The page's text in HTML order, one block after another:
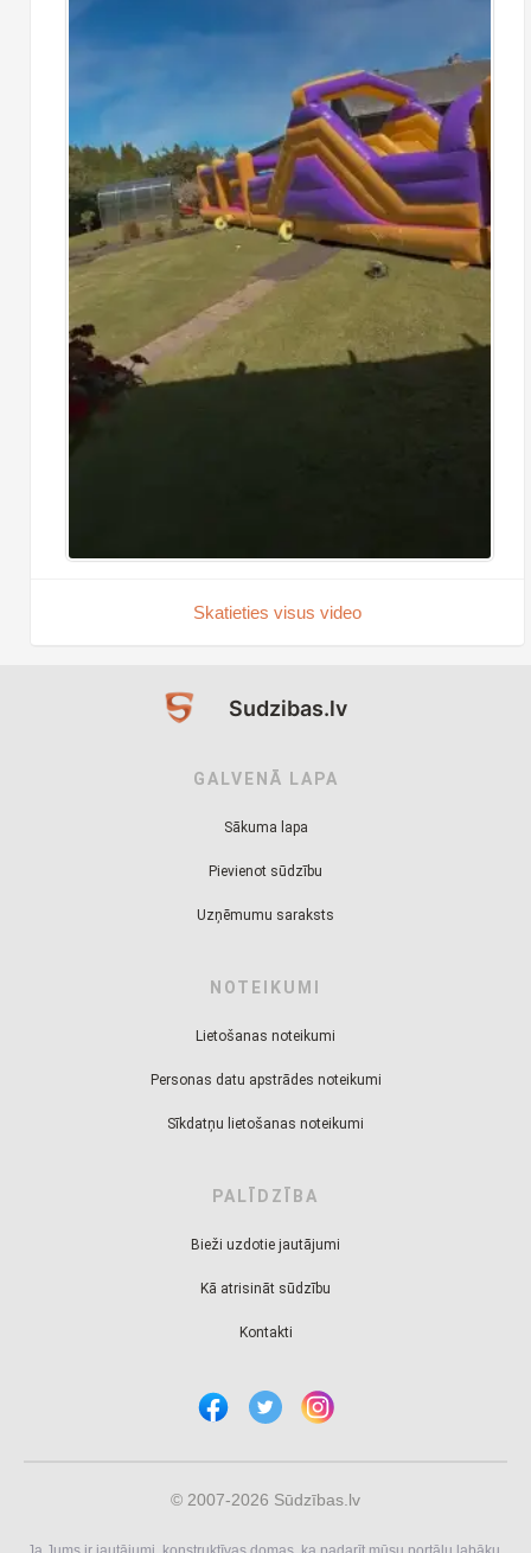
Skatieties visus video
Sudzibas.lv
GALVENĀ LAPA
Sākuma lapa
Pievienot sūdzību
Uzņēmumu saraksts
NOTEIKUMI
Lietošanas noteikumi
Personas datu apstrādes noteikumi
Sīkdatņu lietošanas noteikumi
PALĪDZĪBA
Bieži uzdotie jautājumi
Kā atrisināt sūdzību
Kontakti
© 2007-2026 Sūdzības.lv